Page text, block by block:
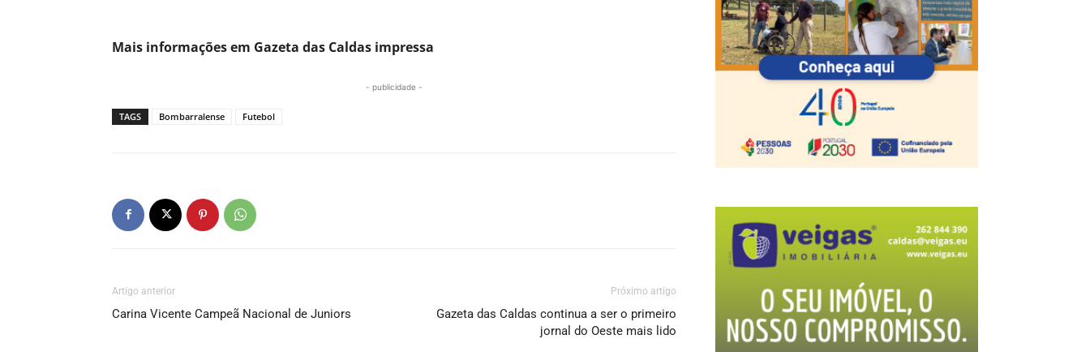
Mais informações em Gazeta das Caldas impressa
- publicidade -
TAGS Bombarralense Futebol
Artigo anterior
Carina Vicente Campeã Nacional de Juniors
Próximo artigo
Gazeta das Caldas continua a ser o primeiro
jornal do Oeste mais lido